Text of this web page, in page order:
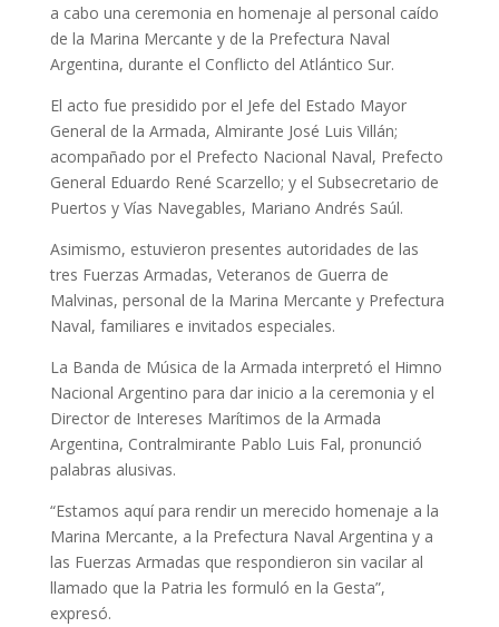
a cabo una ceremonia en homenaje al personal caído
de la Marina Mercante y de la Prefectura Naval
Argentina, durante el Conflicto del Atlántico Sur.
El acto fue presidido por el Jefe del Estado Mayor
General de la Armada, Almirante José Luis Villán;
acompañado por el Prefecto Nacional Naval, Prefecto
General Eduardo René Scarzello; y el Subsecretario de
Puertos y Vías Navegables, Mariano Andrés Saúl.
Asimismo, estuvieron presentes autoridades de las
tres Fuerzas Armadas, Veteranos de Guerra de
Malvinas, personal de la Marina Mercante y Prefectura
Naval, familiares e invitados especiales.
La Banda de Música de la Armada interpretó el Himno
Nacional Argentino para dar inicio a la ceremonia y el
Director de Intereses Marítimos de la Armada
Argentina, Contralmirante Pablo Luis Fal, pronunció
palabras alusivas.
“Estamos aquí para rendir un merecido homenaje a la
Marina Mercante, a la Prefectura Naval Argentina y a
las Fuerzas Armadas que respondieron sin vacilar al
llamado que la Patria les formuló en la Gesta”,
expresó.